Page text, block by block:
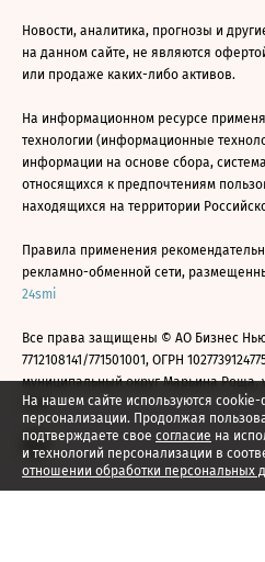
На нашем сайте используются
персонализации. Продолжая
подтверждаете свое согласие на
и технологий персонализации в
отношении обработки персональных
Новости, аналитика, прогнозы и
на данном сайте, не являются
или продаже каких-либо активов.
На информационном ресурсе
технологии (информационные
информации на основе сбора,
относящихся к предпочтениям
находящихся на территории
Правила применения
рекламно-обменной сети,
24smi
Все права защищены © АО Бизнес
7712108141/771501001, ОГРН
муниципальный округ Марьина Роща,
2026